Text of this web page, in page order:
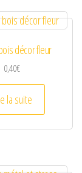
décor fleur
0,40€
la suite